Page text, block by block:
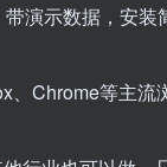
演示数据，安装
Chrome等主